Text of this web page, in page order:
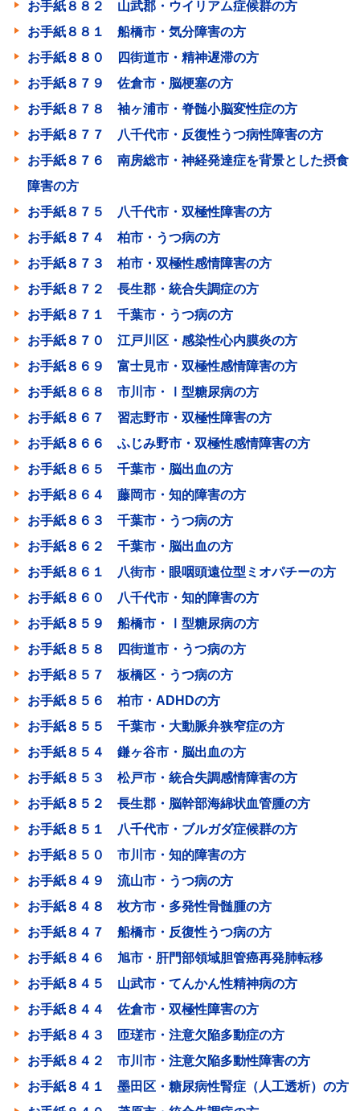
お手紙８８２ 山武郡・ウイリアム症候群の方
お手紙８８１ 船橋市・気分障害の方
お手紙８８０ 四街道市・精神遅滞の方
お手紙８７９ 佐倉市・脳梗塞の方
お手紙８７８ 袖ヶ浦市・脊髄小脳変性症の方
お手紙８７７ 八千代市・反復性うつ病性障害の方
お手紙８７６ 南房総市・神経発達症を背景とした摂食
障害の方
お手紙８７５ 八千代市・双極性障害の方
お手紙８７４ 柏市・うつ病の方
お手紙８７３ 柏市・双極性感情障害の方
お手紙８７２ 長生郡・統合失調症の方
お手紙８７１ 千葉市・うつ病の方
お手紙８７０ 江戸川区・感染性心内膜炎の方
お手紙８６９ 富士見市・双極性感情障害の方
お手紙８６８ 市川市・Ⅰ型糖尿病の方
お手紙８６７ 習志野市・双極性障害の方
お手紙８６６ ふじみ野市・双極性感情障害の方
お手紙８６５ 千葉市・脳出血の方
お手紙８６４ 藤岡市・知的障害の方
お手紙８６３ 千葉市・うつ病の方
お手紙８６２ 千葉市・脳出血の方
お手紙８６１ 八街市・眼咽頭遠位型ミオパチーの方
お手紙８６０ 八千代市・知的障害の方
お手紙８５９ 船橋市・Ⅰ型糖尿病の方
お手紙８５８ 四街道市・うつ病の方
お手紙８５７ 板橋区・うつ病の方
お手紙８５６ 柏市・ADHDの方
お手紙８５５ 千葉市・大動脈弁狭窄症の方
お手紙８５４ 鎌ヶ谷市・脳出血の方
お手紙８５３ 松戸市・統合失調感情障害の方
お手紙８５２ 長生郡・脳幹部海綿状血管腫の方
お手紙８５１ 八千代市・ブルガダ症候群の方
お手紙８５０ 市川市・知的障害の方
お手紙８４９ 流山市・うつ病の方
お手紙８４８ 枚方市・多発性骨髄腫の方
お手紙８４７ 船橋市・反復性うつ病の方
お手紙８４６ 旭市・肝門部領域胆管癌再発肺転移
お手紙８４５ 山武市・てんかん性精神病の方
お手紙８４４ 佐倉市・双極性障害の方
お手紙８４３ 匝瑳市・注意欠陥多動症の方
お手紙８４２ 市川市・注意欠陥多動性障害の方
お手紙８４１ 墨田区・糖尿病性腎症（人工透析）の方